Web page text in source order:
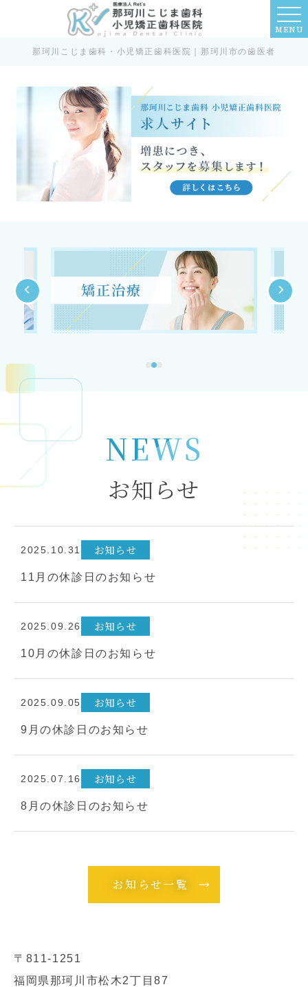
MENU
患者様のために
圧倒的な努力を
那珂川こじま歯科・小児矯正歯科医院｜那珂川市の歯医者
NEWS
お知らせ
2025.10.31 お知らせ
11月の休診日のお知らせ
2025.09.26 お知らせ
10月の休診日のお知らせ
2025.09.05 お知らせ
9月の休診日のお知らせ
2025.07.16 お知らせ
8月の休診日のお知らせ
お知らせ一覧
〒811-1251
福岡県那珂川市松木2丁目87